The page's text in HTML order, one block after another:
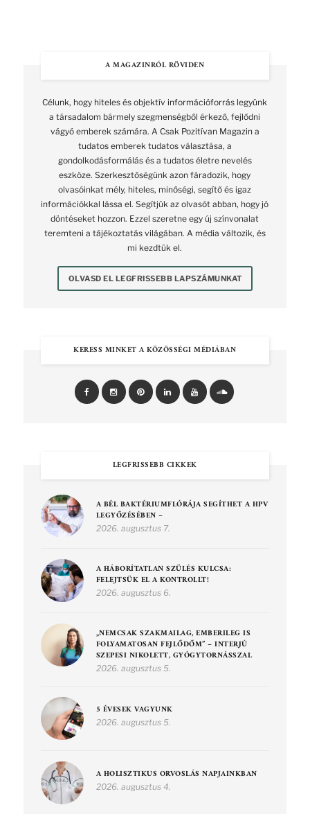
A MAGAZINRÓL RÖVIDEN
Célunk, hogy hiteles és objektív információforrás legyünk
a társadalom bármely szegmenségből érkező, fejlődni
vágyó emberek számára. A Csak Pozitívan Magazin a
tudatos emberek tudatos választása, a
gondolkodásformálás és a tudatos életre nevelés
eszköze. Szerkesztőségünk azon fáradozik, hogy
olvasóinkat mély, hiteles, minőségi, segítő és igaz
információkkal lássa el. Segítjük az olvasót abban, hogy jó
döntéseket hozzon. Ezzel szeretne egy új színvonalat
teremteni a tájékoztatás világában. A média változik, és
mi kezdtük el.
OLVASD EL LEGFRISSEBB LAPSZÁMUNKAT
KERESS MINKET A KÖZÖSSÉGI MÉDIÁBAN
LEGFRISSEBB CIKKEK
A BÉL BAKTÉRIUMFLÓRÁJA SEGÍTHET A HPV
LEGYŐZÉSÉBEN –
2026. augusztus 7.
A HÁBORÍTATLAN SZÜLÉS KULCSA:
FELEJTSÜK EL A KONTROLLT!
2026. augusztus 6.
„NEMCSAK SZAKMAILAG, EMBERILEG IS
FOLYAMATOSAN FEJLŐDŐM” – INTERJÚ
SZEPESI NIKOLETT, GYÓGYTORNÁSSZAL
2026. augusztus 5.
5 ÉVESEK VAGYUNK
2026. augusztus 5.
A HOLISZTIKUS ORVOSLÁS NAPJAINKBAN
2026. augusztus 4.